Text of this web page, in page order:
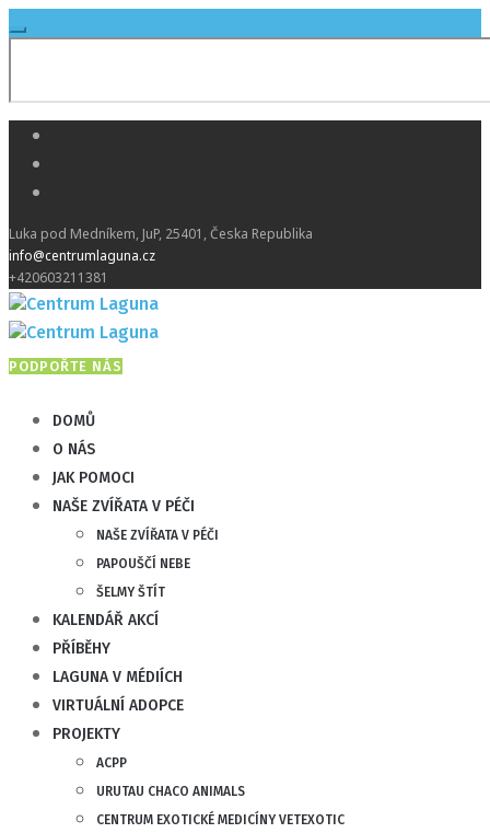
Luka pod Medníkem, JuP, 25401 , Česka Republika
info@centrumlaguna.cz
+420603211381
PODPOŘTE NÁS
DOMŮ
O NÁS
JAK POMOCI
NAŠE ZVÍŘATA V PÉČI
NAŠE ZVÍŘATA V PÉČI
PAPOUŠČÍ NEBE
ŠELMY ŠTÍT
KALENDÁŘ AKCÍ
PŘÍBĚHY
LAGUNA V MÉDIÍCH
VIRTUÁLNÍ ADOPCE
PROJEKTY
ACPP
URUTAU CHACO ANIMALS
CENTRUM EXOTICKÉ MEDICÍNY VETEXOTIC